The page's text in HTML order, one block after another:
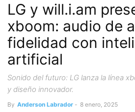
LG y will.i.am
xboom: audio de
fidelidad con
artificial
Sonido del futuro: LG lanza la línea
y diseño innovador.
By Anderson Labrador - 8 enero, 2025